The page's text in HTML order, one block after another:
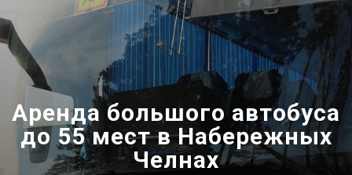
Аренда большого автобуса
до 55 мест в Набережных
Челнах